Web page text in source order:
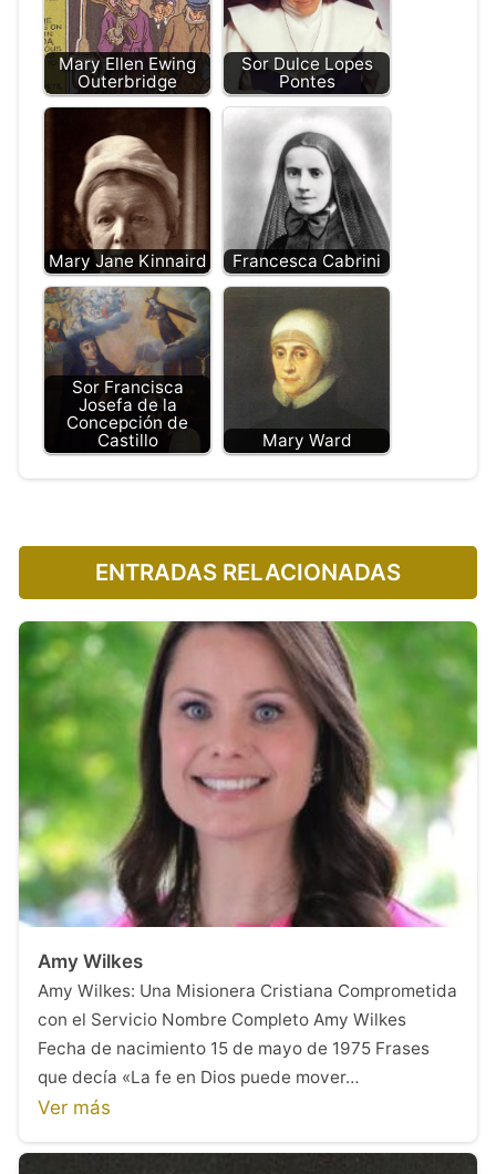
Mary Ellen Ewing
Outerbridge
Sor Dulce Lopes
Pontes
Mary Jane Kinnaird Francesca Cabrini
Sor Francisca
Josefa de la
Concepción de
Castillo
Mary Ward
ENTRADAS RELACIONADAS
Amy Wilkes
Amy Wilkes: Una Misionera Cristiana Comprometida
con el Servicio Nombre Completo Amy Wilkes
Fecha de nacimiento 15 de mayo de 1975 Frases
que decía «La fe en Dios puede mover…
Ver más